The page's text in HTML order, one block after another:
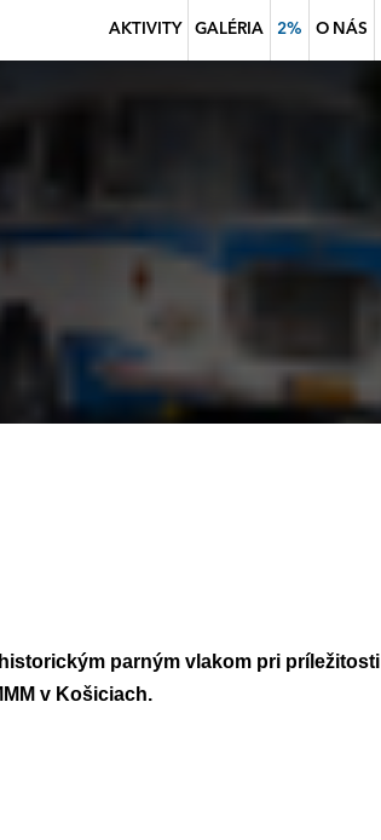
AKTIVITY GALÉRIA 2% O NÁS
parným vlakom pri príležitosti
v Košiciach.